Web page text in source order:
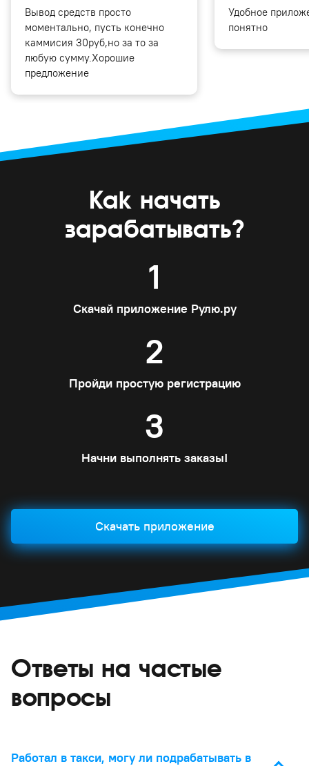
Вывод средств просто
моментально, пусть конечно
каммисия 30руб,но за то за
любую сумму.Хорошие
предложение
Удобное
понятно
Как начать
зарабатывать?
1
Скачай приложение Рулю.ру
2
Пройди простую регистрацию
3
Начни выполнять заказы!
Скачать приложение
Ответы на частые
вопросы
Работал в такси, могу ли подрабатывать в